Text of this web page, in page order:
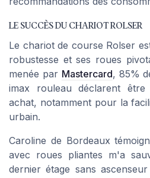
LE SUCCÈS DU CHARIOT ROLSER
Le chariot de course Rolser
robustesse et ses roues
menée par Mastercard, 85%
imax rouleau déclarent
achat, notamment pour la
urbain.
Caroline de Bordeaux
avec roues pliantes m'a
dernier étage sans